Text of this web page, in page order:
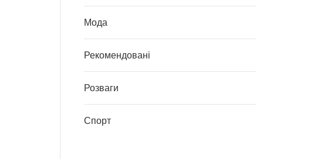
Мода
Рекомендовані
Розваги
Спорт